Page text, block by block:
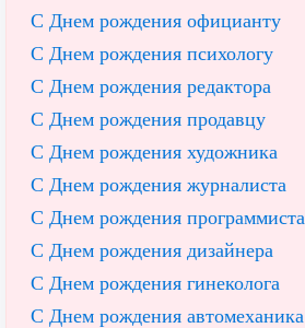
С Днем рождения официанту
С Днем рождения психологу
С Днем рождения редактора
С Днем рождения продавцу
С Днем рождения художника
С Днем рождения журналиста
С Днем рождения программиста
С Днем рождения дизайнера
С Днем рождения гинеколога
С Днем рождения автомеханика